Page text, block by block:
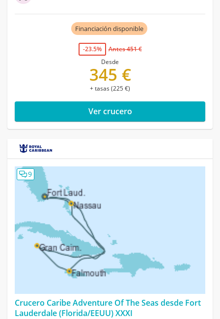
Financiación disponible
-23.5%
Antes 451 €
Desde
345 €
+ tasas (225 €)
Ver crucero
9
Crucero Caribe Adventure Of The Seas desde Fort
Lauderdale (Florida/EEUU) XXXI